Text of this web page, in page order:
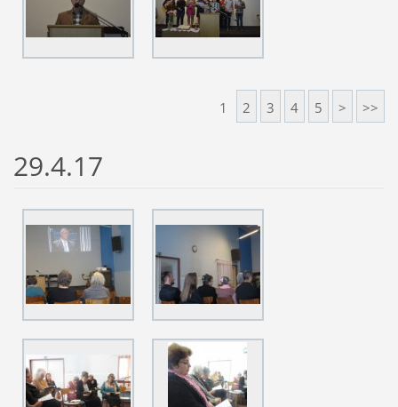
1 2 3 4 5 > >>
29.4.17